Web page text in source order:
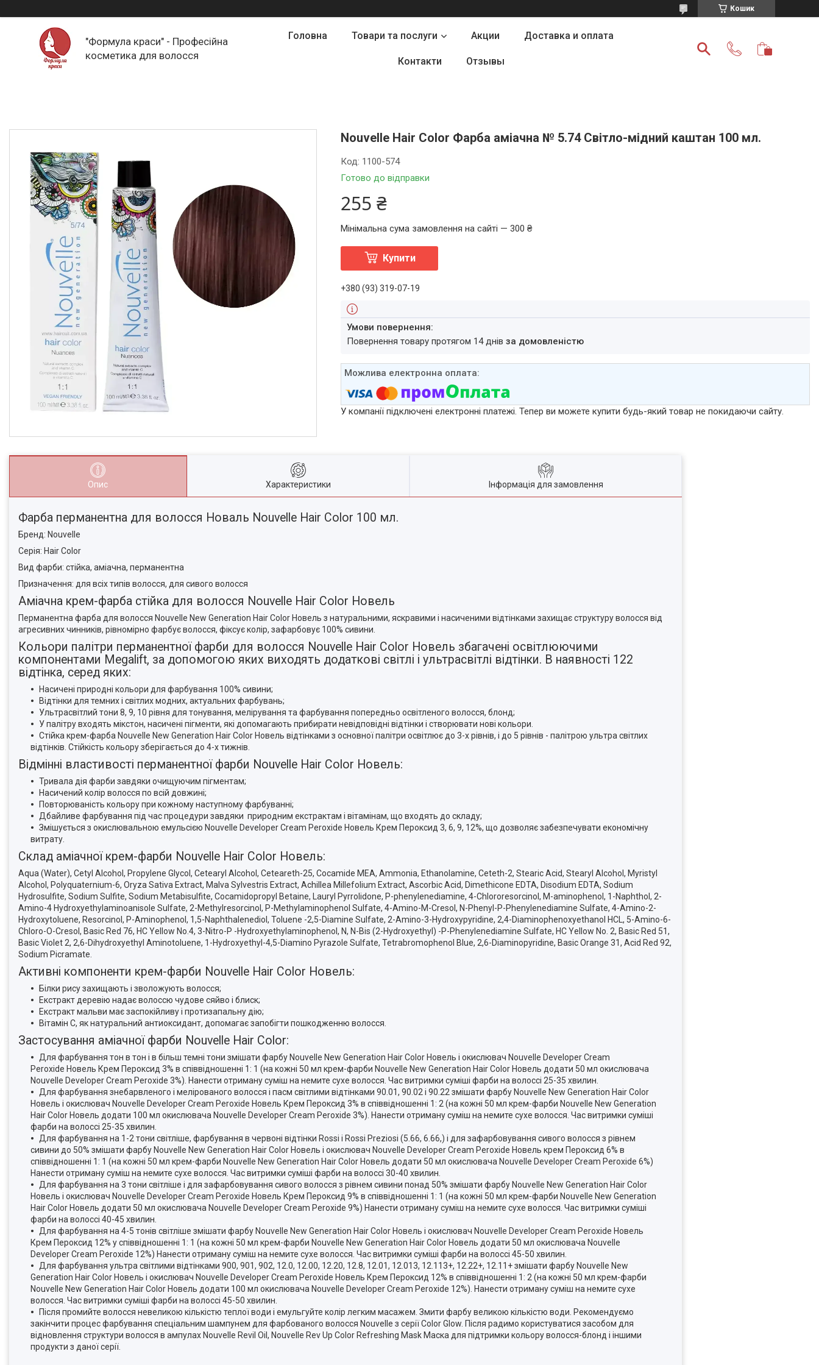
Кошик
"Формула краси" - Професійна
косметика для волосся
Головна Товари та послуги Акции Доставка и оплата
Контакти Отзывы
Nouvelle Hair Color Фарба аміачна № 5.74 Світло-мідний каштан 100 мл.
Готово до відправки
Код: 1100-574
255 ₴
Мінімальна сума замовлення на сайті — 300 ₴
Купити
+380 (93) 319-07-19
повернення товару протягом 14 днівза домовленістю
У компанії підключені електронні платежі. Тепер ви можете купити будь-який товар не покидаючи сайту.
Опис Характеристики Інформація для замовлення
Фарба перманентна для волосся Новаль Nouvelle Hair Color 100 мл.
Бренд: Nouvelle
Серія: Hair Color
Вид фарби: стійка, аміачна, перманентна
Призначення: для всіх типів волосся, для сивого волосся
Аміачна крем-фарба стійка для волосся Nouvelle Hair Color Новель
Перманентна фарба для волосся Nouvelle New Generation Hair Color Новель з натуральними, яскравими і насиченими відтінками захищає структуру волосся від
агресивних чинників, рівномірно фарбує волосся, фіксує колір, зафарбовує 100% сивини.
Кольори палітри перманентної фарби для волосся Nouvelle Hair Color Новель збагачені освітлюючими
компонентами Megalift, за допомогою яких виходять додаткові світлі і ультрасвітлі відтінки. В наявності 122
відтінка, серед яких:
Насичені природні кольори для фарбування 100% сивини;
Відтінки для темних і світлих модних, актуальних фарбувань;
Ультрасвітлий тони 8, 9, 10 рівня для тонування, мелірування та фарбування попередньо освітленого волосся, блонд;
У палітру входять мікстон, насичені пігменти, які допомагають прибирати невідповідні відтінки і створювати нові кольори.
Стійка крем-фарба Nouvelle New Generation Hair Color Новель відтінками з основної палітри освітлює до 3-х рівнів, і до 5 рівнів - палітрою ультра світлих
відтінків. Стійкість кольору зберігається до 4-х тижнів.
Відмінні властивості перманентної фарби Nouvelle Hair Color Новель:
Тривала дія фарби завдяки очищуючим пігментам;
Насичений колір волосся по всій довжині;
Повторюваність кольору при кожному наступному фарбуванні;
Дбайливе фарбування під час процедури завдяки природним екстрактам і вітамінам, що входять до складу;
Змішується з окислювальною емульсією Nouvelle Developer Cream Peroxide Новель Крем Пероксид 3, 6, 9, 12%, що дозволяє забезпечувати економічну
витрату.
Склад аміачної крем-фарби Nouvelle Hair Color Новель:
Aqua (Water), Cetyl Alcohol, Propylene Glycol, Cetearyl Alcohol, Ceteareth-25, Cocamide MEA, Ammonia, Ethanolamine, Ceteth-2, Stearic Acid, Stearyl Alcohol, Myristyl
Alcohol, Polyquaternium-6, Oryza Sativa Extract, Malva Sylvestris Extract, Achillea Millefolium Extract, Ascorbic Acid, Dimethicone EDTA, Disodium EDTA, Sodium
Hydrosulfite, Sodium Sulfite, Sodium Metabisulfite, Cocamidopropyl Betaine, Lauryl Pyrrolidone, P-phenylenediamine, 4-Chlororesorcinol, M-aminophenol, 1-Naphthol, 2-
Amino-4 Hydroxyethylaminoanisole Sulfate, 2-Methylresorcinol, P-Methylaminophenol Sulfate, 4-Amino-M-Cresol, N-Phenyl-P-Phenylenediamine Sulfate, 4-Amino-2-
Hydroxytoluene, Resorcinol, P-Aminophenol, 1,5-Naphthalenediol, Toluene -2,5-Diamine Sulfate, 2-Amino-3-Hydroxypyridine, 2,4-Diaminophenoxyethanol HCL, 5-Amino-6-
Chloro-O-Cresol, Basic Red 76, HC Yellow No.4, 3-Nitro-P -Hydroxyethylaminophenol, N, N-Bis (2-Hydroxyethyl) -P-Phenylenediamine Sulfate, HC Yellow No. 2, Basic Red 51,
Basic Violet 2, 2,6-Dihydroxyethyl Aminotoluene, 1-Hydroxyethyl-4,5-Diamino Pyrazole Sulfate, Tetrabromophenol Blue, 2,6-Diaminopyridine, Basic Orange 31, Acid Red 92,
Sodium Picramate.
Активні компоненти крем-фарби Nouvelle Hair Color Новель:
Білки рису захищають і зволожують волосся;
Екстракт деревію надає волоссю чудове сяйво і блиск;
Екстракт мальви має заспокійливу і протизапальну дію;
Вітамін С, як натуральний антиоксидант, допомагає запобігти пошкодженню волосся.
Застосування аміачної фарби Nouvelle Hair Color:
Для фарбування тон в тон і в більш темні тони змішати фарбу Nouvelle New Generation Hair Color Новель і окислювач Nouvelle Developer Cream
Peroxide Новель Крем Пероксид 3% в співвідношенні 1: 1 (на кожні 50 мл крем-фарби Nouvelle New Generation Hair Color Новель додати 50 мл окислювача
Nouvelle Developer Cream Peroxide 3%). Нанести отриману суміш на немите сухе волосся. Час витримки суміші фарби на волоссі 25-35 хвилин.
Для фарбування знебарвленого і мелірованого волосся і пасм світлими відтінками 90.01, 90.02 і 90.22 змішати фарбу Nouvelle New Generation Hair Color
Новель і окислювач Nouvelle Developer Cream Peroxide Новель Крем Пероксид 3% в співвідношенні 1: 2 (на кожні 50 мл крем-фарби Nouvelle New Generation
Hair Color Новель додати 100 мл окислювача Nouvelle Developer Cream Peroxide 3%). Нанести отриману суміш на немите сухе волосся. Час витримки суміші
фарби на волоссі 25-35 хвилин.
Для фарбування на 1-2 тони світліше, фарбування в червоні відтінки Rossi і Rossi Preziosi (5.66, 6.66,) і для зафарбовування сивого волосся з рівнем
сивини до 50% змішати фарбу Nouvelle New Generation Hair Color Новель і окислювач Nouvelle Developer Cream Peroxide Новель крем Пероксид 6% в
співвідношенні 1: 1 (на кожні 50 мл крем-фарби Nouvelle New Generation Hair Color Новель додати 50 мл окислювача Nouvelle Developer Cream Peroxide 6%)
Нанести отриману суміш на немите сухе волосся. Час витримки суміші фарби на волоссі 30-40 хвилин.
Для фарбування на 3 тони світліше і для зафарбовування сивого волосся з рівнем сивини понад 50% змішати фарбу Nouvelle New Generation Hair Color
Новель і окислювач Nouvelle Developer Cream Peroxide Новель Крем Пероксид 9% в співвідношенні 1: 1 (на кожні 50 мл крем-фарби Nouvelle New Generation
Hair Color Новель додати 50 мл окислювача Nouvelle Developer Cream Peroxide 9%) Нанести отриману суміш на немите сухе волосся. Час витримки суміші
фарби на волоссі 40-45 хвилин.
Для фарбування на 4-5 тонів світліше змішати фарбу Nouvelle New Generation Hair Color Новель і окислювач Nouvelle Developer Cream Peroxide Новель
Крем Пероксид 12% у співвідношенні 1: 1 (на кожні 50 мл крем-фарби Nouvelle New Generation Hair Color Новель додати 50 мл окислювача Nouvelle
Developer Cream Peroxide 12%) Нанести отриману суміш на немите сухе волосся. Час витримки суміші фарби на волоссі 45-50 хвилин.
Для фарбування ультра світлими відтінками 900, 901, 902, 12.0, 12.00, 12.20, 12.8, 12.01, 12.013, 12.113+, 12.22+, 12.11+ змішати фарбу Nouvelle New
Generation Hair Color Новель і окислювач Nouvelle Developer Cream Peroxide Новель Крем Пероксид 12% в співвідношенні 1: 2 (на кожні 50 мл крем-фарби
Nouvelle New Generation Hair Color Новель додати 100 мл окислювача Nouvelle Developer Cream Peroxide 12%). Нанести отриману суміш на немите сухе
волосся. Час витримки суміші фарби на волоссі 45-50 хвилин.
Після промийте волосся невеликою кількістю теплої води і емульгуйте колір легким масажем. Змити фарбу великою кількістю води. Рекомендуємо
закінчити процес фарбування спеціальним шампунем для фарбованого волосся Nouvelle з серії Color Glow. Після радимо користуватися засобом для
відновлення структури волосся в ампулах Nouvelle Revil Oil, Nouvelle Rev Up Color Refreshing Mask Маска для підтримки кольору волосся-блонд і іншими
продукти з даної серії.